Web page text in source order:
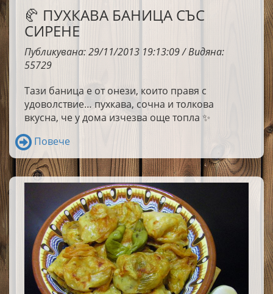
🥐 ПУХКАВА БАНИЦА СЪС
СИРЕНЕ
Публикувана: 29/11/2013 19:13:09 / Видяна:
55729
Тази баница е от онези, които правя с
удоволствие… пухкава, сочна и толкова
вкусна, че у дома изчезва още топла ✨
Повече